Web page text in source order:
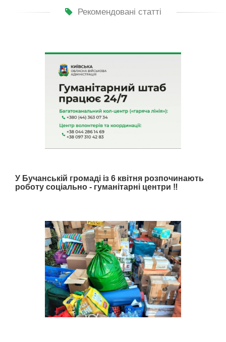
Рекомендовані статті
У Бучанській громаді із 6 квітня розпочинають
роботу соціально - гуманітарні центри ‼️